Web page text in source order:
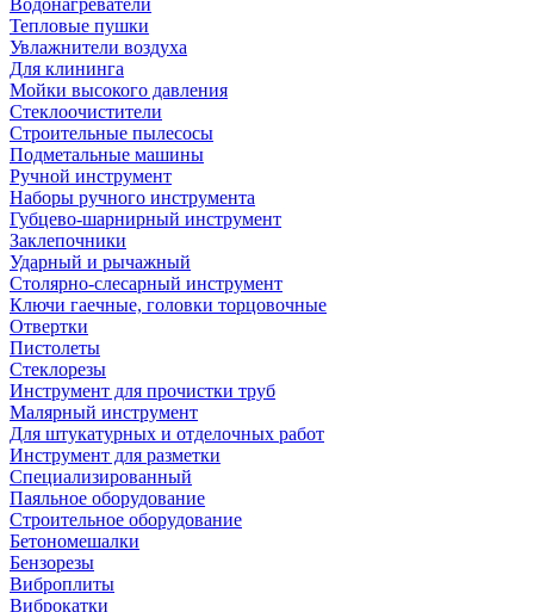
Водонагреватели
Тепловые пушки
Увлажнители воздуха
Для клининга
Мойки высокого давления
Стеклоочистители
Строительные пылесосы
Подметальные машины
Ручной инструмент
Наборы ручного инструмента
Губцево-шарнирный инструмент
Заклепочники
Ударный и рычажный
Столярно-слесарный инструмент
Ключи гаечные, головки торцовочные
Отвертки
Пистолеты
Стеклорезы
Инструмент для прочистки труб
Малярный инструмент
Для штукатурных и отделочных работ
Инструмент для разметки
Специализированный
Паяльное оборудование
Строительное оборудование
Бетономешалки
Бензорезы
Виброплиты
Виброкатки